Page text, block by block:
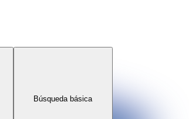
Búsqueda básica